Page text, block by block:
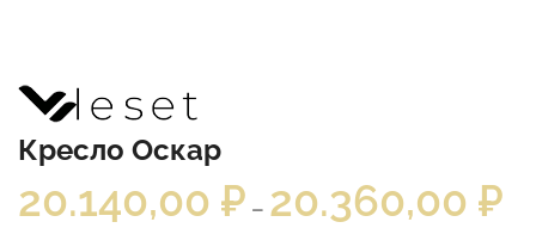
Кресло Оскар
20.140,00 ₽ – 20.360,00 ₽